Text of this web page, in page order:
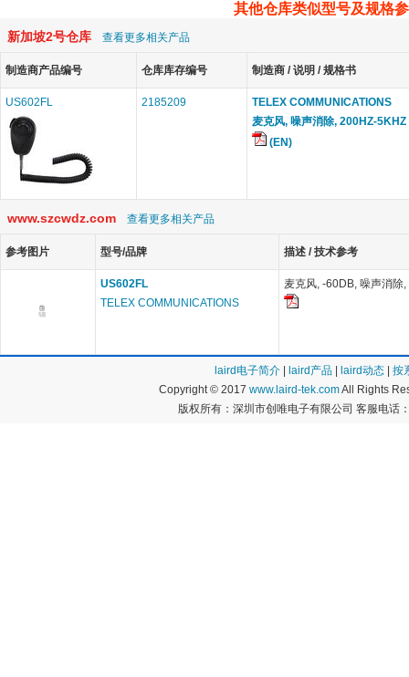
其他仓库类似型号及规格
新加坡2号仓库 查看更多相关产品
制造商产品编号 仓库库存编号 制造商 / 说明 / 规格书
US602FL 2185209
TELEX COMMUNICATIONS
麦克风, 噪声消除, 200HZ-5KHZ
(EN)
www.szcwdz.com 查看更多相关产品
参考图片 型号/品牌 描述 / 技术参考
US602FL
TELEX COMMUNICATIONS
麦克风, -60DB, 噪声消除,
laird电子简介 laird产品 laird动态
按
Copyright © 2017 www.laird-tek.comAll Rights
版权所有：深圳市创唯电子有限公司 客服电话